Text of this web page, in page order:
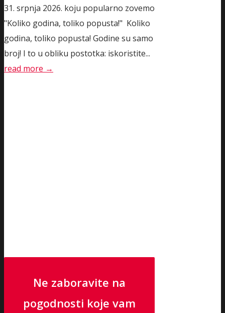
31. srpnja 2026. koju popularno zovemo
"Koliko godina, toliko popusta!" Koliko
godina, toliko popusta! Godine su samo
broj! I to u obliku postotka: iskoristite...
read more →
Ne zaboravite na
pogodnosti koje vam